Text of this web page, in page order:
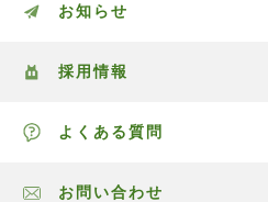
お知らせ
採用情報
よくある質問
お問い合わせ